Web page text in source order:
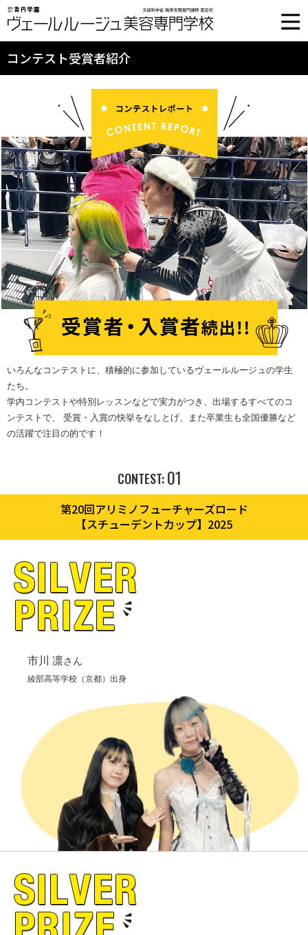
コンテスト受賞者紹介
いろんなコンテストに、積極的に参加しているヴェールルージュの学生
たち。
学内コンテストや特別レッスンなどで実力がつき、出場するすべてのコ
ンテストで、 受賞・入賞の快挙をなしとげ、また卒業生も全国優勝など
の活躍で注目の的です！
CONTEST:01
第20回アリミノフューチャーズロード
【スチューデントカップ】2025
市川 凛さん
綾部高等学校（京都）出身